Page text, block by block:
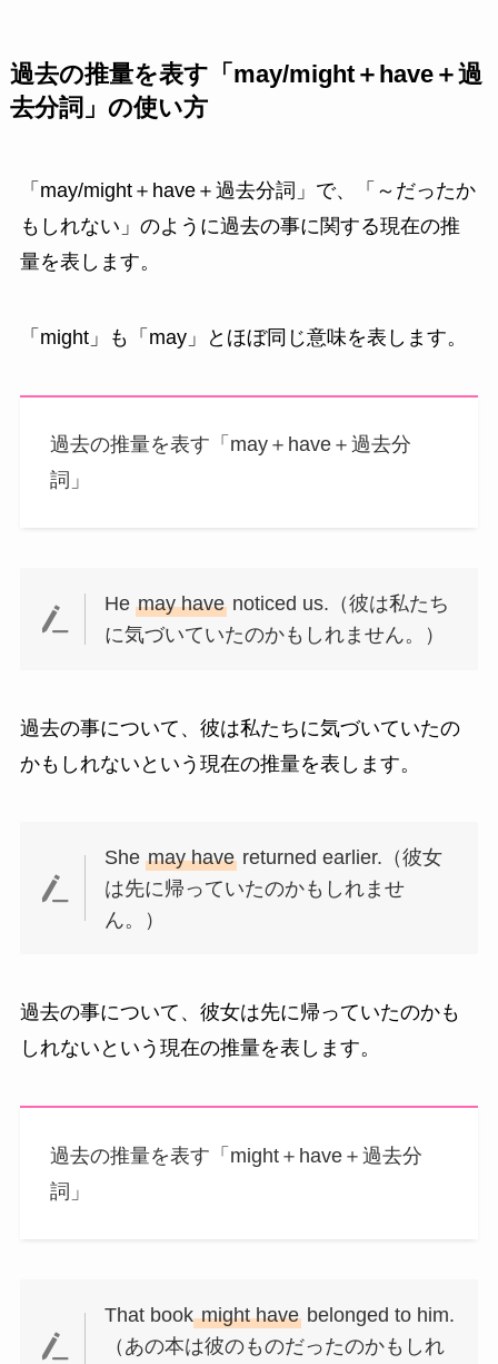
過去の推量を表す「may/might＋have＋過
去分詞」の使い方
「may/might＋have＋過去分詞」で、「～だったか
もしれない」のように過去の事に関する現在の推
量を表します。
「might」も「may」とほぼ同じ意味を表します。
過去の推量を表す「may＋have＋過去分
詞」
Hemay have noticed us.（彼は私たち
に気づいていたのかもしれません。）
過去の事について、彼は私たちに気づいていたの
かもしれないという現在の推量を表します。
Shemay have returned earlier.（彼女
は先に帰っていたのかもしれませ
ん。）
過去の事について、彼女は先に帰っていたのかも
しれないという現在の推量を表します。
過去の推量を表す「might＋have＋過去分
詞」
That bookmight have belonged to him.
（あの本は彼のものだったのかもしれ